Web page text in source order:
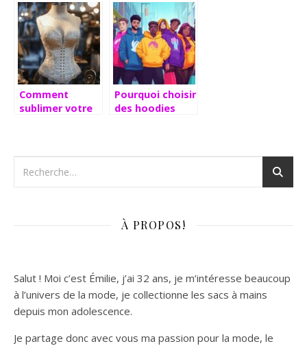
inspires par la
nature et
l’aventure
dans 15
enseignes de
mode
Comment
sublimer votre
événements
Pourquoi choisir
des hoodies
À PROPOS!
Salut ! Moi c’est Émilie, j’ai 32 ans, je m’intéresse beaucoup
à l’univers de la mode, je collectionne les sacs à mains
depuis mon adolescence.
Je partage donc avec vous ma passion pour la mode, le